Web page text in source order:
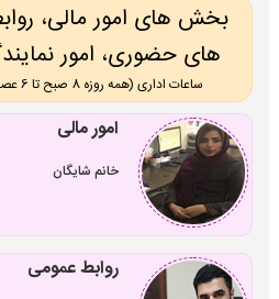
بخش های امور مالی،
های حضوری، امور
ساعات اداری (همه روزه 8 صبح تا 6 عصر، پنج شنبه ها تا 3 عصر )
امور مالی
خانم شایگان
روابط عمومی